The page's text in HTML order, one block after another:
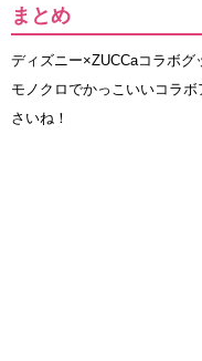
まとめ
ディズニー×ZUCCaコラボ
モノクロでかっこいいコラ
さいね！